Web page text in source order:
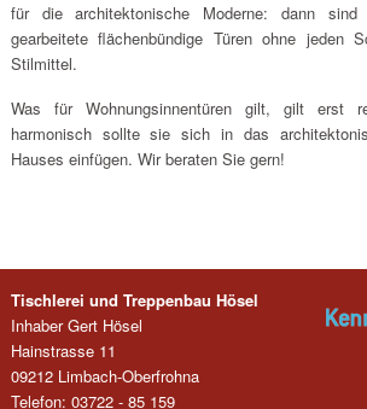
für die architektonische Moderne: dann
gearbeitete flächenbündige Türen ohne jeden
Stilmittel.
Was für Wohnungsinnentüren gilt, gilt erst
harmonisch sollte sie sich in das
Hauses einfügen. Wir beraten Sie gern!
Tischlerei und Treppenbau Hösel
Inhaber Gert Hösel
Hainstrasse 11
09212 Limbach-Oberfrohna
Telefon: 03722 - 85 159